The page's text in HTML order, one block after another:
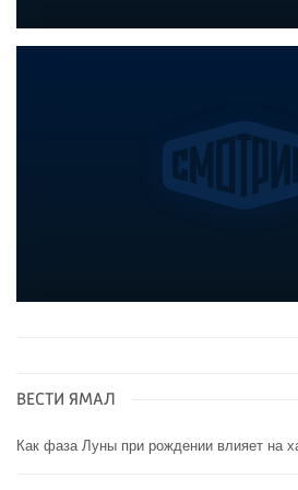
ВЕСТИ ЯМАЛ
Как фаза Луны при рождении влияет на